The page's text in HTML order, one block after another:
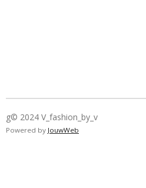
g© 2024 V_fashion_by_v
Powered by JouwWeb